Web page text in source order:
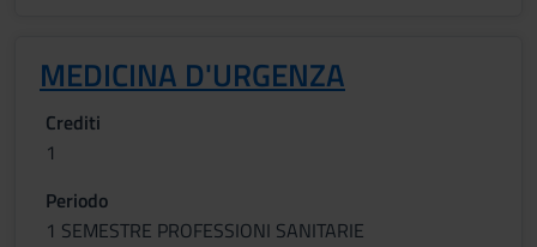
MEDICINA D'URGENZA
Crediti
1
Periodo
1 SEMESTRE PROFESSIONI SANITARIE